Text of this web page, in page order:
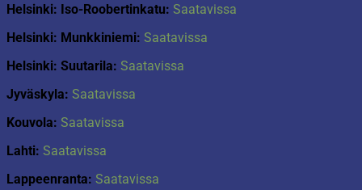
Helsinki: Iso-Roobertinkatu: Saatavissa
Helsinki: Munkkiniemi: Saatavissa
Helsinki: Suutarila: Saatavissa
Jyväskyla: Saatavissa
Kouvola: Saatavissa
Lahti: Saatavissa
Lappeenranta: Saatavissa